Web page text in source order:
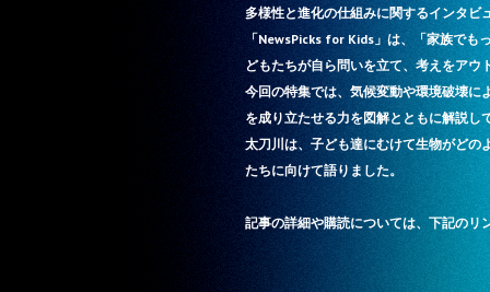
多様性と進化の仕組みに関するインタビ
「NewsPicks for Kids」は、「家族でも
どもたちが自ら問いを立て、考えをアウ
今回の特集では、気候変動や環境破壊に
を成り立たせる力を図解とともに解説し
太刀川は、子ども達にむけて生物がどの
たちに向けて語りました。
記事の詳細や購読については、下記のリ